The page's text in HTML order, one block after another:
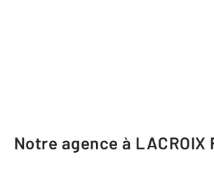
Notre agence à LACROIX